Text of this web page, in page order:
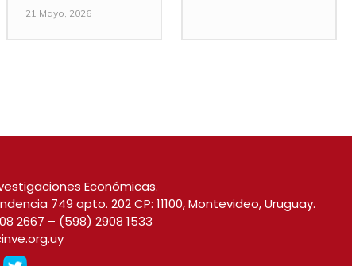
21 Mayo, 2026
Económicas.
749 apto. 202 CP: 11100, Montevideo, Uruguay.
2667 – (598) 2908 1533